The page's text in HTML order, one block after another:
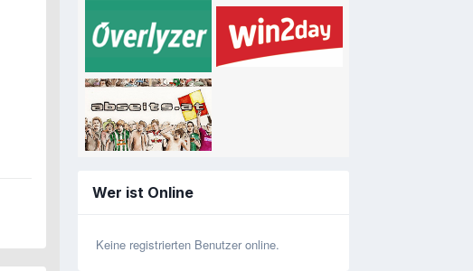
Wer ist Online
Keine registrierten Benutzer online.